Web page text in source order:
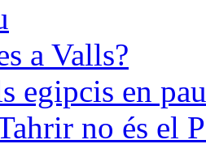
a Valls?
egipcis en
no és el